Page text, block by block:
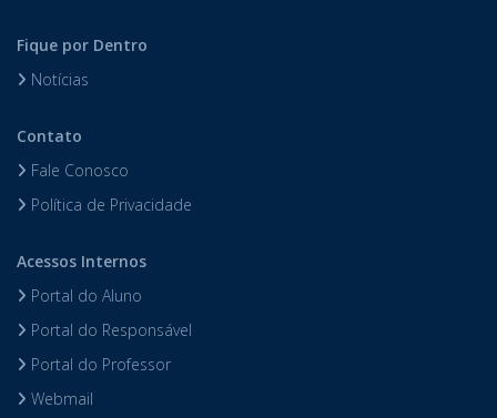
Fique por Dentro
Notícias
Contato
Fale Conosco
Política de Privacidade
Acessos Internos
Portal do Aluno
Portal do Responsável
Portal do Professor
Webmail